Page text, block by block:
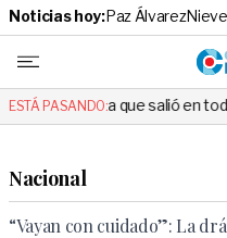
Noticias hoy:Paz Álvarez
ESTÁ PASANDO:
salió en todos los diarios
Nacional
“Vayan con cuidado”: La